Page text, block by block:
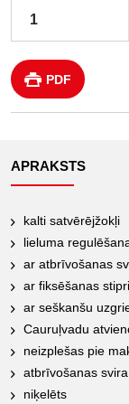
PDF
APRAKSTS
kalti satvērējžokļi
lieluma
ar atbrīvošanas
ar fiksēšanas
ar seškanšu
Cauruļvadu
neizplešas pie
atbrīvošanas
niķelēts